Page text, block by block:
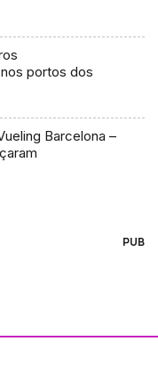
portos dos
Barcelona –
PUB